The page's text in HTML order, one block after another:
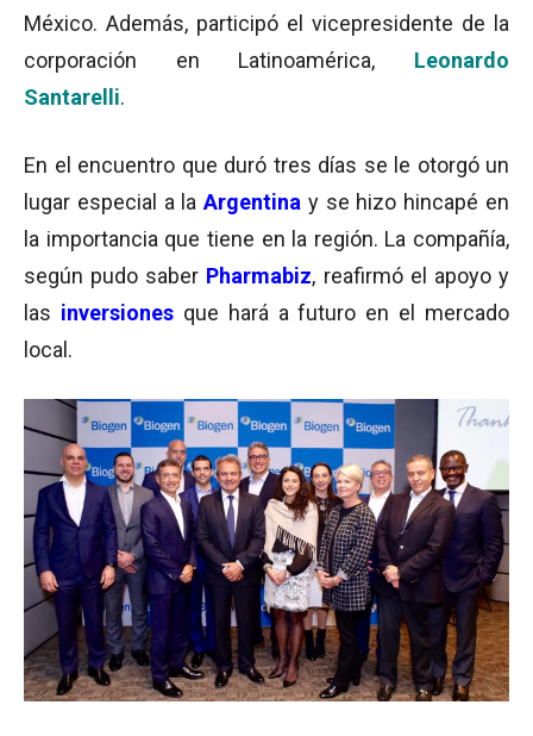
México. Además, participó el vicepresidente de la
corporación en Latinoamérica, Leonardo
Santarelli.
En el encuentro que duró tres días se le otorgó un
lugar especial a laArgentina y se hizo hincapé en
la importancia que tiene en la región. La compañía,
según pudo saber Pharmabiz, reafirmó el apoyo y
las inversionesque hará a futuro en el mercado
local.